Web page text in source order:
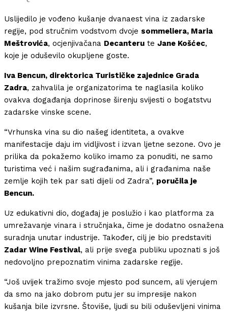
Uslijedilo je vođeno kušanje dvanaest vina iz zadarske
regije, pod stručnim vodstvom dvoje sommeliera, Maria
Meštrovića, ocjenjivačana Decanteru te Jane Košćec,
koje je oduševilo okupljene goste.
Iva Bencun, direktorica Turističke zajednice Grada
Zadra, zahvalila je organizatorima te naglasila koliko
ovakva događanja doprinose širenju svijesti o bogatstvu
zadarske vinske scene.
“Vrhunska vina su dio našeg identiteta, a ovakve
manifestacije daju im vidljivost i izvan ljetne sezone. Ovo je
prilika da pokažemo koliko imamo za ponuditi, ne samo
turistima već i našim sugrađanima, ali i građanima naše
zemlje kojih tek par sati dijeli od Zadra”, poručila je
Bencun.
Uz edukativni dio, događaj je poslužio i kao platforma za
umrežavanje vinara i stručnjaka, čime je dodatno osnažena
suradnja unutar industrije. Također, cilj je bio predstaviti
Zadar Wine Festival, ali prije svega publiku upoznati s još
nedovoljno prepoznatim vinima zadarske regije.
“Još uvijek tražimo svoje mjesto pod suncem, ali vjerujem
da smo na jako dobrom putu jer su impresije nakon
kušanja bile izvrsne. Štoviše, ljudi su bili oduševljeni vinima